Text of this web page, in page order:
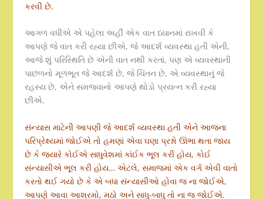
કરવી છે.
આગળ વધીએ એ પહેલા અહીં એક વાત ધ્યાનમાં રાખવી કે
આપણે જે વાત કરી રહ્યા છીએ, જે આદર્શ વ્યવસ્થા હતી એની,
આજે શું પરિસ્થિતિ છે એની વાત નથી કરતાં, પણ એ વ્યવસ્થાની
પાછળનો મૂળભૂત જે આદર્શ છે, જે ચિંતન છે, એ વ્યવસ્થાનું જે
રહસ્ય છે, એને સમજવાનો આપણે થોડો પ્રયત્ન કરી રહ્યા
છીએ.
સંન્યાસ માટેની આપણી જે આદર્શ વ્યવસ્થા હતી એને આજના
પરિપ્રેક્ષ્યમાં જોઈએ તો હમણાં એવા ઘણા પ્રશ્નો ઊભા થતા જાય
છે કે જ્યારે કોઈએ સાધુવેશમાં કાંઈક ભૂલ કરી હોય, કોઈ
સંન્યાસીએ ભૂલ કરી હોય… એટલે, સમાજમાં એક વર્ગ એવી વાતો
કરતો થઈ ગયો છે કે એ બધા સંન્યાસીઓ હોવા જ ના જોઈએ,
આપણે આવા આશ્રમો, મઠો અને સાધુ-બાધુ તો ના જ જોઈએ.